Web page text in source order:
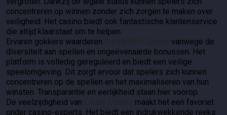
concentreren op winnen zonder zich zorgen te maken over
veiligheid. Het casino biedt ook fantastische klantenservice
die altijd klaarstaat om te helpen.
Ervaren gokkers waarderen
vanwege de
diversiteit aan spellen en ongeëvenaarde bonussen. Het
platform is volledig gereguleerd en biedt een veilige
speelomgeving. Dit zorgt ervoor dat spelers zich kunnen
concentreren op de spellen en het maximaliseren van hun
winsten. Transparantie en eerlijkheid staan hier voorop.
De veelzijdigheid van
maakt het een favoriet
onder casino-experts. Het biedt een indrukwekkende reeks